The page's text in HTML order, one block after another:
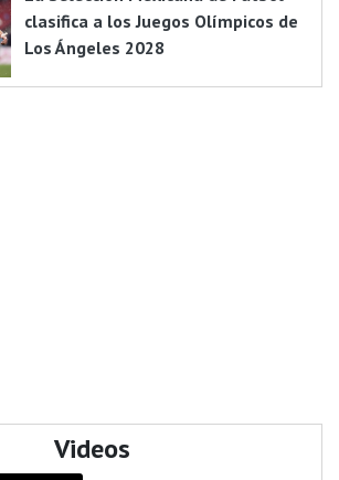
clasifica a los Juegos Olímpicos de
Los Ángeles 2028
Videos